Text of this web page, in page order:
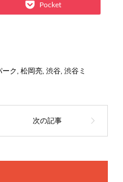
Pocket
ーク 松岡亮, 渋谷, 渋谷ミ